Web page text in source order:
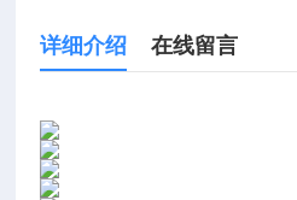
详细介绍 在线留言